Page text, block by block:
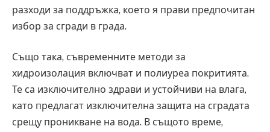
разходи за поддръжка, което я прави предпочитан
избор за сгради в града.
Също така, съвременните методи за
хидроизолация включват и полиуреа покритията.
Те са изключително здрави и устойчиви на влага,
като предлагат изключителна защита на сградата
срещу проникване на вода. В същото време,